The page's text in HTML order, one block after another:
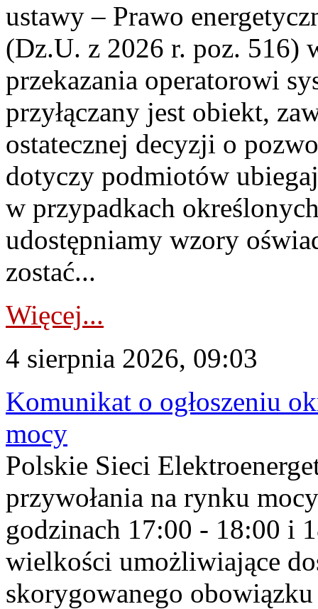
ustawy – Prawo
(Dz.U. z 2026 r. poz. 516)
przekazania operatorowi
przyłączany jest obiekt,
ostatecznej decyzji o
dotyczy podmiotów
w przypadkach
udostępniamy wzory
zostać...
Więcej...
4 sierpnia 2026, 09:03
Komunikat o ogłoszeniu
mocy
Polskie Sieci
przywołania na rynku
godzinach 17:00 - 18:00 i
wielkości umożliwiające
skorygowanego